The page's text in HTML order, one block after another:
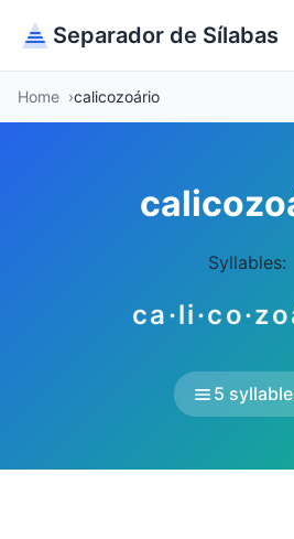
Separador de Sílabas
Home calicozoário
Syllables:
5